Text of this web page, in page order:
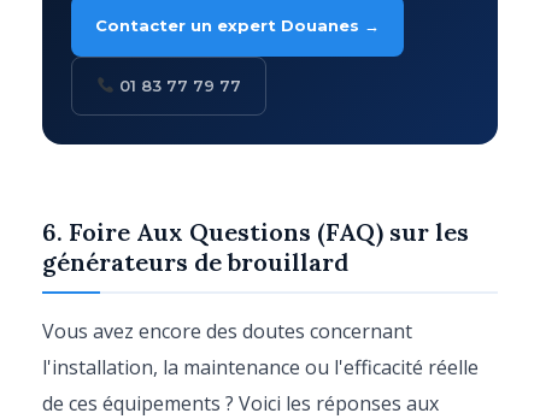
Contacter un expert Douanes →
01 83 77 79 77
6. Foire Aux Questions (FAQ) sur les
générateurs de brouillard
Vous avez encore des doutes concernant
l'installation, la maintenance ou l'efficacité réelle
de ces équipements ? Voici les réponses aux